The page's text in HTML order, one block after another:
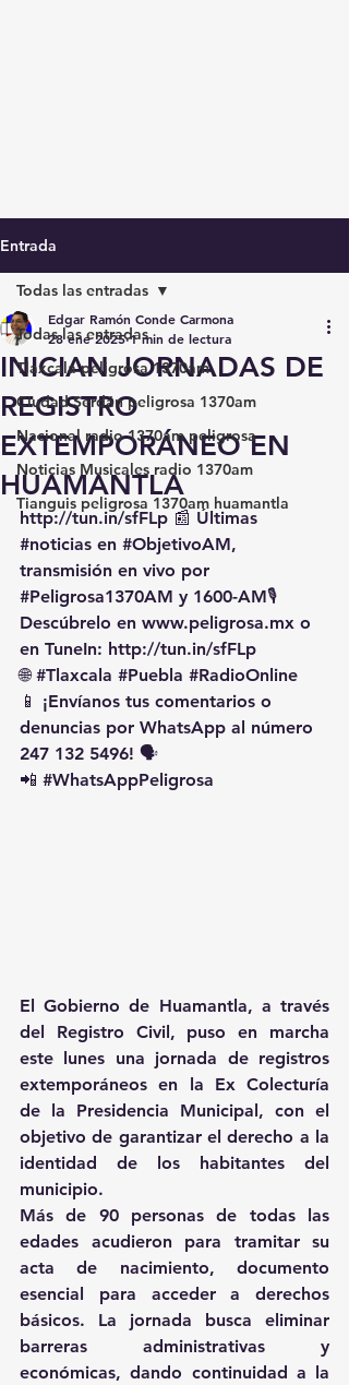
Entrada
Todas las entradas
Tlaxcala peligrosa 1370am
Ciudad Serdán peligrosa 1370am
Nacional radio 1370am peligrosa
Noticias Musicales radio 1370am
Tianguis peligrosa 1370am huamantla
Todas las entradas
INICIAN JORNADAS DE
REGISTRO
EXTEMPORÁNEO EN
HUAMANTLA
Edgar Ramón Conde Carmona
28 ene 2025 1 min de lectura
http://tun.in/sfFLp 📰 Últimas
#noticias en #ObjetivoAM,
transmisión en vivo por
#Peligrosa1370AM y 1600-AM🎙️
Descúbrelo en www.peligrosa.mx o
en TuneIn: http://tun.in/sfFLp
🌐 #Tlaxcala #Puebla #RadioOnline
📱 ¡Envíanos tus comentarios o
denuncias por WhatsApp al número
247 132 5496! 🗣️
📲 #WhatsAppPeligrosa
El Gobierno de Huamantla, a través
del Registro Civil, puso en marcha
este lunes una jornada de registros
extemporáneos en la Ex Colecturía
de la Presidencia Municipal, con el
objetivo de garantizar el derecho a la
identidad de los habitantes del
municipio.
Más de 90 personas de todas las
edades acudieron para tramitar su
acta de nacimiento, documento
esencial para acceder a derechos
básicos. La jornada busca eliminar
barreras administrativas y
económicas, dando continuidad a la